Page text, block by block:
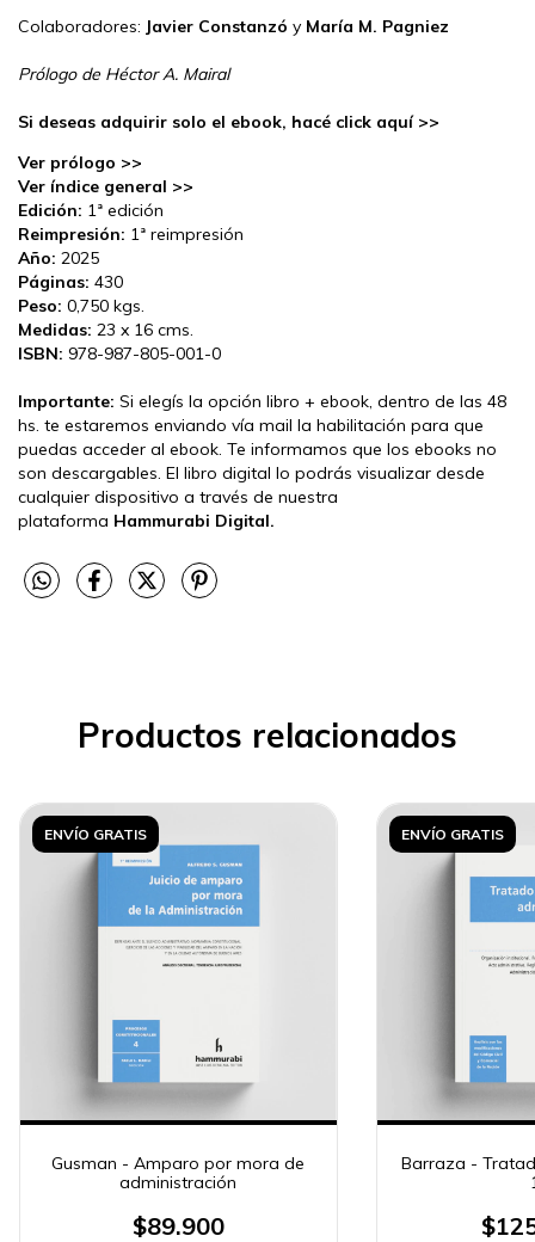
Colaboradores: Javier Constanzó y María M. Pagniez
Prólogo de Héctor A. Mairal
Si deseas adquirir solo el ebook, hacé click aquí >>
Ver prólogo >>
Ver índice general >>
Edición: 1ª edición
Reimpresión: 1ª reimpresión
Año: 2025
Páginas: 430
Peso: 0,750 kgs.
Medidas: 23 x 16 cms.
ISBN: 978-987-805-001-0
Importante: Si elegís la opción libro + ebook, dentro de las 48
hs. te estaremos enviando vía mail la habilitación para que
puedas acceder al ebook. Te informamos que los ebooks no
son descargables. El libro digital lo podrás visualizar desde
cualquier dispositivo a través de nuestra
plataforma Hammurabi Digital.
Productos relacionados
ENVÍO GRATIS
Gusman - Amparo por mora de
administración
$89.900
ENVÍO GRATIS
Barraza -